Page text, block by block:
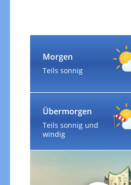
Morgen
Teils sonnig
Übermorgen
Teils sonnig und
windig